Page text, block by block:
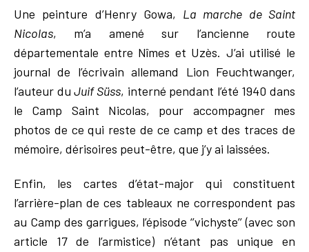
Une peinture d’Henry Gowa, La marche de Saint
Nicolas, m’a amené sur l’ancienne route
départementale entre Nîmes et Uzès. J’ai utilisé le
journal de l’écrivain allemand Lion Feuchtwanger,
l’auteur duJuif Süss, interné pendant l’été 1940 dans
le Camp Saint Nicolas, pour accompagner mes
photos de ce qui reste de ce camp et des traces de
mémoire, dérisoires peut-être, que j’y ai laissées.
Enfin, les cartes d’état-major qui constituent
l’arrière-plan de ces tableaux ne correspondent pas
au Camp des garrigues, l’épisode ‘’vichyste’’ (avec son
article 17 de l’armistice) n’étant pas unique en